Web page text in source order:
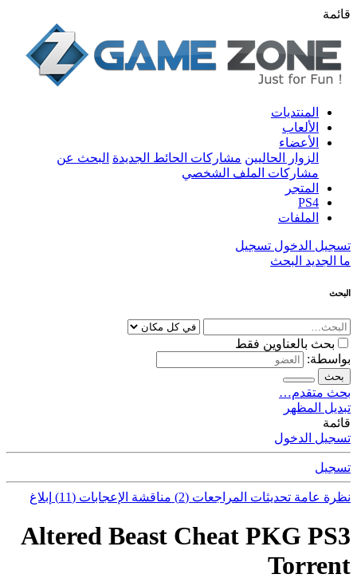
قائمة
المنتديات
الألعاب
الأعضاء
الزوار الحاليين مشاركات الحائط الجديدة البحث عن
مشاركات الملف الشخصي
المتجر
PS4
الملفات
تسجيل الدخول تسجيل
ما الجديد البحث
البحث
بحث بالعناوين فقط
بواسطة:
بحث
بحث متقدم…
تبديل المظهر
قائمة
تسجيل الدخول
تسجيل
نظرة عامة تحديثات المراجعات (2) مناقشة الإعجابات (11) إبلاغ
Altered Beast Cheat PKG PS3
Torrent